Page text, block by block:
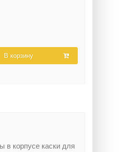
В корзину
в корпусе каски для